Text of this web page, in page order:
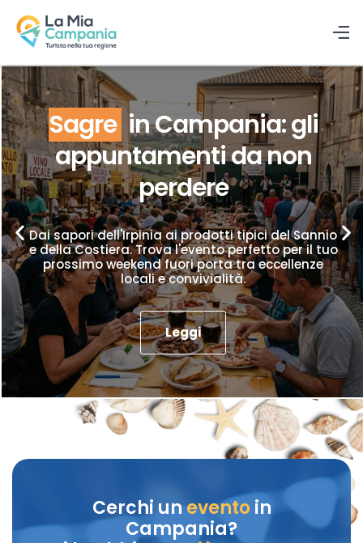
Sagre in Campania: gli
appuntamenti da non
perdere
Dai sapori dell'Irpinia ai prodotti tipici del Sannio
e della Costiera. Trova l'evento perfetto per il tuo
prossimo weekend fuori porta tra eccellenze
locali e convivialità.
Leggi
Cerchi unevento in
Campania?